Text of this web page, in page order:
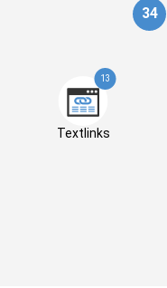
34
13
Textlinks